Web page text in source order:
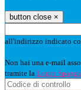
button close ×
all'indirizzo indicato
Non hai una e-mail
tramite la Login